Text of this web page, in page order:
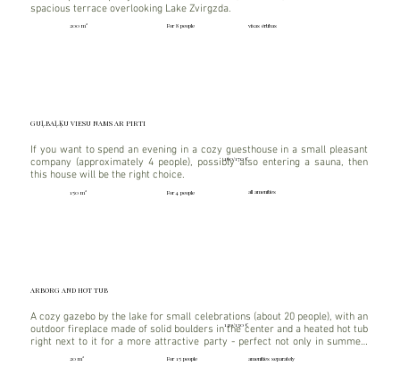
spacious terrace overlooking Lake Zvirgzda.
200 m² For 8 people visas ērtības
GUĻBAĻĶU VIESU NAMS AR PIRTI
If you want to spend an evening in a cozy guesthouse in a small pleasant
company (approximately 4 people), possibly also entering a sauna, then
this house will be the right choice.
150 m² For 4 people all amenities
160/170 €
ARBORG AND HOT TUB
A cozy gazebo by the lake for small celebrations (about 20 people), with an
outdoor fireplace made of solid boulders in the center and a heated hot tub
right next to it for a more attractive party - perfect not only in summer,
but also for cooler evenings, for example in spring or autumn.
20 m² For 15 people amenities separately
120/130 €